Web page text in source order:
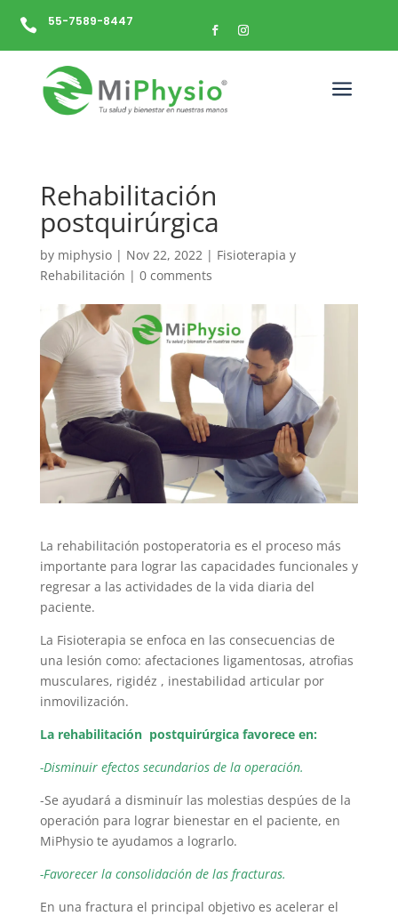
 55-7589-8447
a
Rehabilitación
postquirúrgica
by miphysio| Nov 22, 2022| Fisioterapia y
Rehabilitación | 0 comments
La rehabilitación postoperatoria es el proceso más
importante para lograr las capacidades funcionales y
regresar a las actividades de la vida diaria del
paciente.
La Fisioterapia se enfoca en las consecuencias de
una lesión como: afectaciones ligamentosas, atrofias
musculares, rigidéz , inestabilidad articular por
inmovilización.
La rehabilitación postquirúrgica favorece en:
-Disminuir efectos secundarios de la operación.
-Se ayudará a disminuír las molestias despúes de la
operación para lograr bienestar en el paciente, en
MiPhysio te ayudamos a lograrlo.
-Favorecer la consolidación de las fracturas.
En una fractura el principal objetivo es acelerar el